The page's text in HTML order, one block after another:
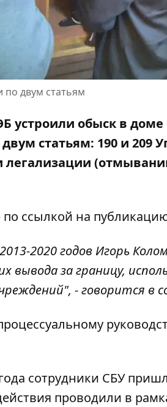
двум статьям
устроили обыск в доме
статьям: 190 и 209
легализации
ссылкой на
2020 годов Игорь
вывода за границу,
- говорится в
сотрудники СБУ
проводили в